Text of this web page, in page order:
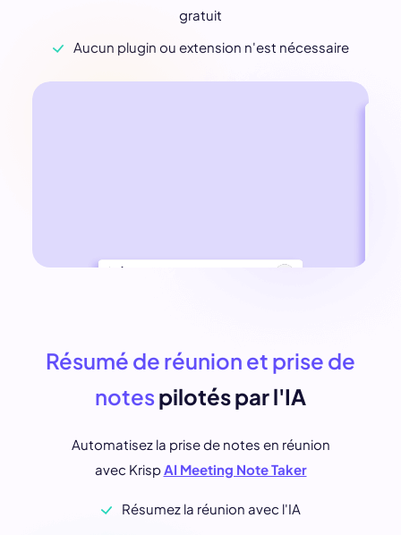
gratuit
Aucun plugin ou extension n'est nécessaire
Résumé de réunion et prise de
notespilotés par l'IA
Automatisez la prise de notes en réunion
avec KrispAI Meeting Note Taker
Résumez la réunion avec l'IA